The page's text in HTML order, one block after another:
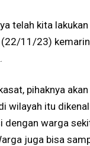
telah kita
(22/11/23)
pihaknya
wilayah itu
dengan warga
juga bisa